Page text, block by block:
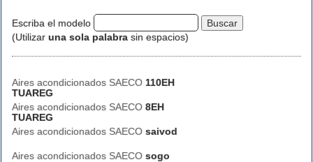
Escriba el modelo
(Utilizar una sola palabra sin espacios)
Aires acondicionados SAECO 110EH
TUAREG
Aires acondicionados SAECO 8EH
TUAREG
Aires acondicionados SAECO saivod
Aires acondicionados SAECO sogo